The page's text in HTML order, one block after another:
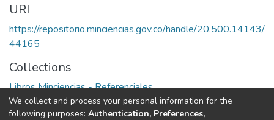
URI
https://repositorio.minciencias.gov.co/handle/20.500.14143/
44165
Collections
Libros Minciencias - Referenciales
Full item page
We collect and process your personal information for the
following purposes: Authentication, Preferences,